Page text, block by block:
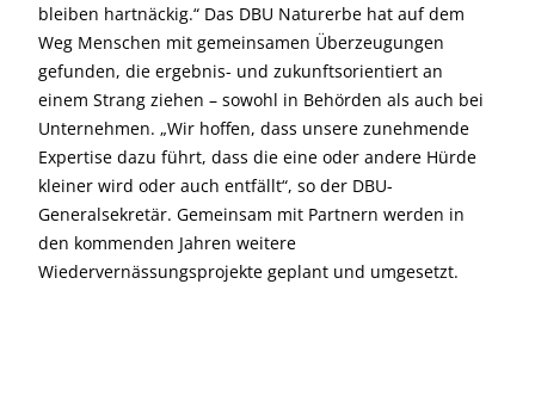
bleiben hartnäckig.“ Das DBU Naturerbe hat auf dem
Weg Menschen mit gemeinsamen Überzeugungen
gefunden, die ergebnis- und zukunftsorientiert an
einem Strang ziehen – sowohl in Behörden als auch bei
Unternehmen. „Wir hoffen, dass unsere zunehmende
Expertise dazu führt, dass die eine oder andere Hürde
kleiner wird oder auch entfällt“, so der DBU-
Generalsekretär. Gemeinsam mit Partnern werden in
den kommenden Jahren weitere
Wiedervernässungsprojekte geplant und umgesetzt.